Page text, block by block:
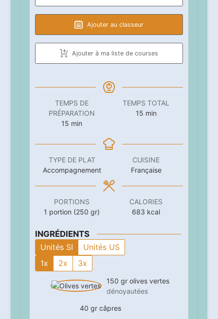
Ajouter au classeur
Ajouter à ma liste de courses
TEMPS DE
PRÉPARATION
15 minutes
min
TEMPS TOTAL
15minutes
min
TYPE DE PLAT
Accompagnement
CUISINE
Française
PORTIONS
1 portion (250 gr)
CALORIES
683 kcal
INGRÉDIENTS
Unités SI
Unités US
1x
2x 3x
150 gr olives vertes
dénoyautées
40 gr câpres